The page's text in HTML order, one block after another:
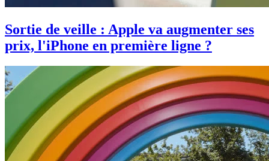
Sortie de veille : Apple va augmenter ses
prix, l'iPhone en première ligne ?